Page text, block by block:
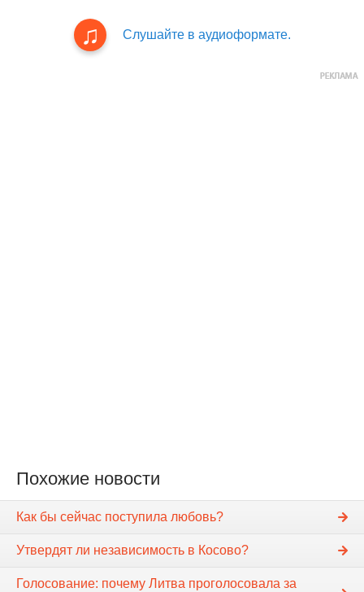
Слушайте в аудиоформате.
Похожие новости
Как бы сейчас поступила любовь?
Утвердят ли независимость в Косово?
Голосование: почему Литва проголосовала за